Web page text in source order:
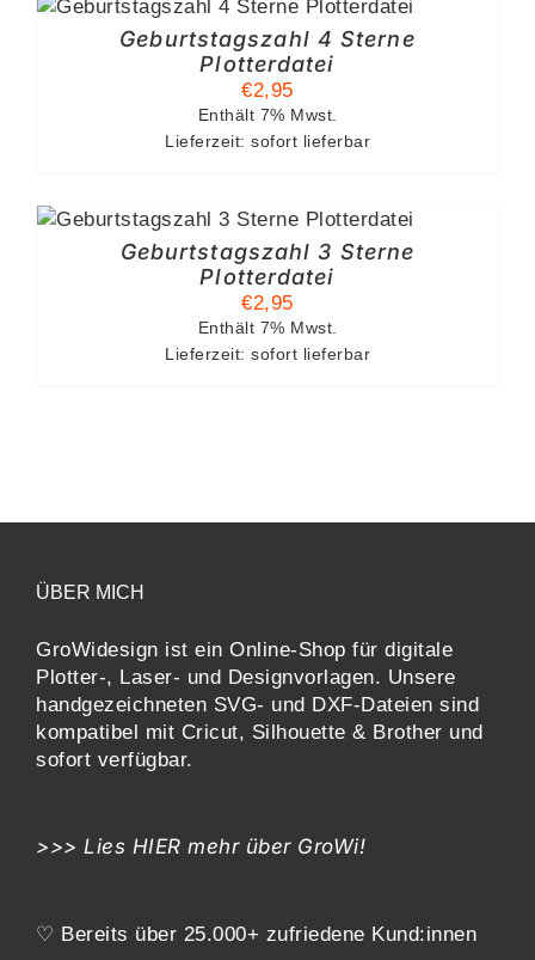
Geburtstagszahl 4 Sterne
Plotterdatei
€2,95
Enthält 7% Mwst.
Lieferzeit: sofort lieferbar
Geburtstagszahl 3 Sterne
Plotterdatei
€2,95
Enthält 7% Mwst.
Lieferzeit: sofort lieferbar
ÜBER MICH
GroWidesign ist ein Online-Shop für digitale
Plotter-, Laser- und Designvorlagen. Unsere
handgezeichneten SVG- und DXF-Dateien sind
kompatibel mit Cricut, Silhouette & Brother und
sofort verfügbar.
>>> Lies HIER mehr über GroWi!
♡ Bereits über 25.000+ zufriedene Kund:innen